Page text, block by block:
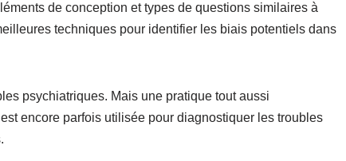
de conception et types de questions similaires à
techniques pour identifier les biais potentiels dans
psychiatriques. Mais une pratique tout aussi
encore parfois utilisée pour diagnostiquer les troubles